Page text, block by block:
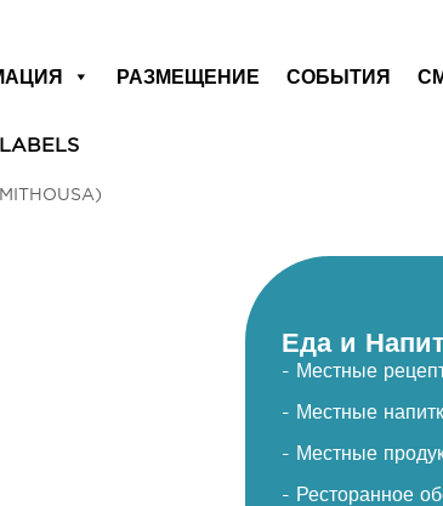
РАЗМЕЩЕНИЕ СОБЫТИЯ
Еда и
- Местные
- Местные
- Местные
- Ресторанное